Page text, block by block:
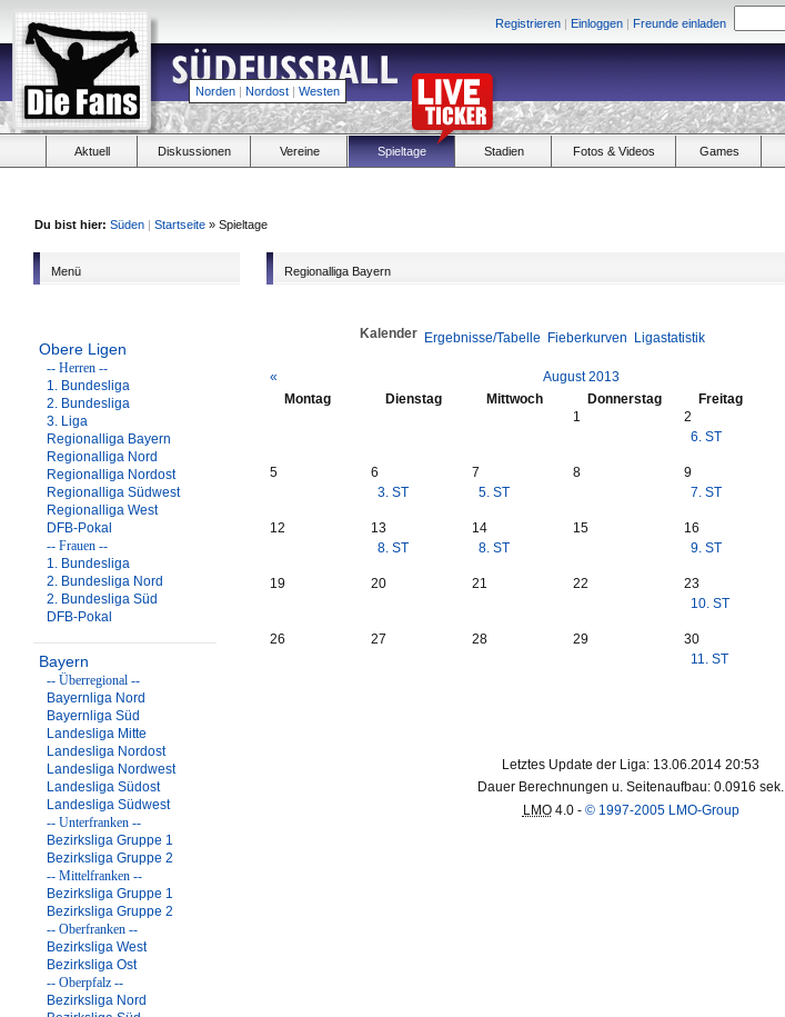
Registrieren | Einloggen | Freunde einladen
Norden | Nordost | Westen
Aktuell Diskussionen Vereine Spieltage Stadien Fotos & Videos Games
Du bist hier: Süden | Startseite » Spieltage
Menü
Obere Ligen
-- Herren --
1. Bundesliga
2. Bundesliga
3. Liga
Regionalliga Bayern
Regionalliga Nord
Regionalliga Nordost
Regionalliga Südwest
Regionalliga West
DFB-Pokal
-- Frauen --
1. Bundesliga
2. Bundesliga Nord
2. Bundesliga Süd
DFB-Pokal
Bayern
-- Überregional --
Bayernliga Nord
Bayernliga Süd
Landesliga Mitte
Landesliga Nordost
Landesliga Nordwest
Landesliga Südost
Landesliga Südwest
-- Unterfranken --
Bezirksliga Gruppe 1
Bezirksliga Gruppe 2
-- Mittelfranken --
Bezirksliga Gruppe 1
Bezirksliga Gruppe 2
-- Oberfranken --
Bezirksliga West
Bezirksliga Ost
-- Oberpfalz --
Bezirksliga Nord
Regionalliga Bayern
Kalender Ergebnisse/Tabelle Fieberkurven Ligastatistik
« August 2013
Montag
Dienstag Mittwoch Donnerstag Freitag
1
2
6. ST
5
6
3. ST
7
5. ST
8
9
7. ST
12
13
8. ST
14
8. ST
15
16
9. ST
19 20 21 22
23
10. ST
26 27 28 29
30
11. ST
Letztes Update der Liga: 13.06.2014 20:53
Dauer Berechnungen u. Seitenaufbau: 0.0916 sek.
LMO4.0 - © 1997-2005 LMO-Group